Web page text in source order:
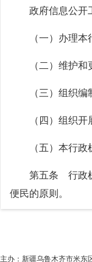
政府信息公开
（一）办理
（二）维护
（三）组织
（四）组织
（五）本行
第五条 行政
便民的原则。
行政机关发
主办：新疆乌鲁木齐市米东